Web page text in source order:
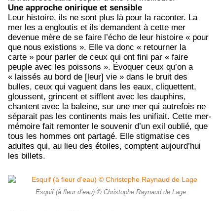
Une approche onirique et sensible
Leur histoire, ils ne sont plus là pour la raconter. La
mer les a engloutis et ils demandent à cette mer
devenue mère de se faire l’écho de leur histoire « pour
que nous existions ». Elle va donc « retourner la
carte » pour parler de ceux qui ont fini par « faire
peuple avec les poissons ». Évoquer ceux qu’on a
« laissés au bord de [leur] vie » dans le bruit des
bulles, ceux qui vaguent dans les eaux, cliquettent,
gloussent, grincent et sifflent avec les dauphins,
chantent avec la baleine, sur une mer qui autrefois ne
séparait pas les continents mais les unifiait. Cette mer-
mémoire fait remonter le souvenir d’un exil oublié, que
tous les hommes ont partagé. Elle stigmatise ces
adultes qui, au lieu des étoiles, comptent aujourd’hui
les billets.
Esquif (à fleur d’eau) © Christophe Raynaud de Lage